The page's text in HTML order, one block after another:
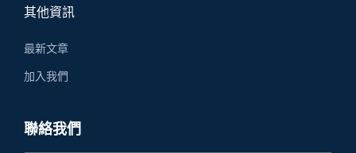
其他資訊
最新文章
加入我們
聯絡我們